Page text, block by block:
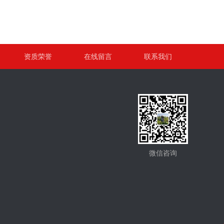
资质荣誉 在线留言 联系我们
微信咨询